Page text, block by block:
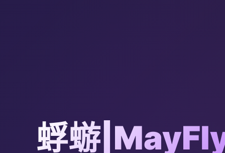
蜉蝣